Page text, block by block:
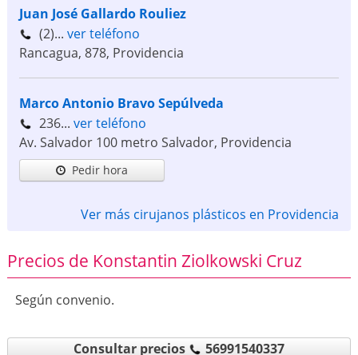
Juan José Gallardo Rouliez
(2)... ver teléfono
Rancagua, 878, Providencia
Marco Antonio Bravo Sepúlveda
236... ver teléfono
Av. Salvador 100 metro Salvador, Providencia
Pedir hora
Ver más cirujanos plásticos en Providencia
Precios de Konstantin Ziolkowski Cruz
Según convenio.
Consultar precios 56991540337